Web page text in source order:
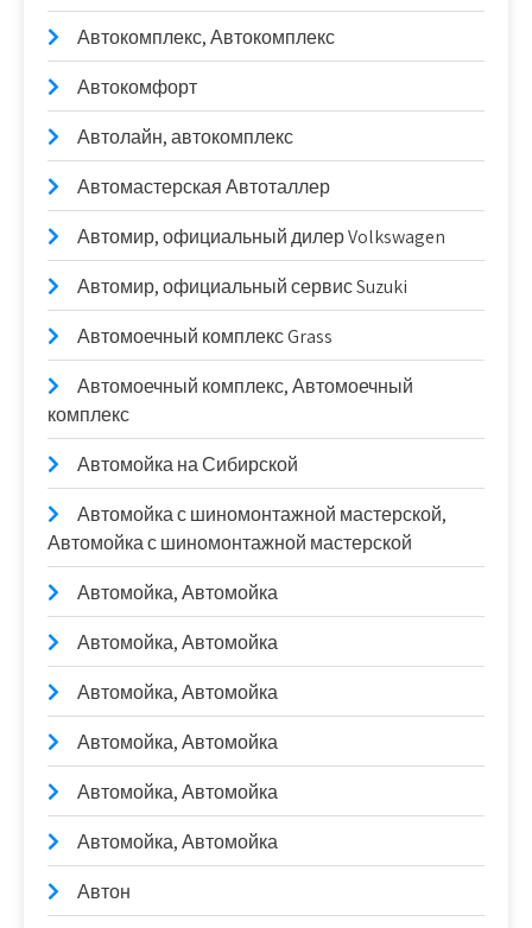
Автокомплекс, Автокомплекс
Автокомфорт
Автолайн, автокомплекс
Автомастерская Автоталлер
Автомир, официальный дилер Volkswagen
Автомир, официальный сервис Suzuki
Автомоечный комплекс Grass
Автомоечный комплекс, Автомоечный
комплекс
Автомойка на Сибирской
Автомойка с шиномонтажной мастерской,
Автомойка с шиномонтажной мастерской
Автомойка, Автомойка
Автомойка, Автомойка
Автомойка, Автомойка
Автомойка, Автомойка
Автомойка, Автомойка
Автомойка, Автомойка
Автон